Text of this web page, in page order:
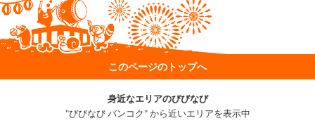
このページのトップへ
身近なエリアのびびなび
"びびなび バンコク" から近いエリアを表示中